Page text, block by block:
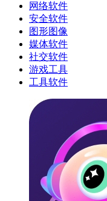
网络软件
安全软件
图形图像
媒体软件
社交软件
游戏工具
工具软件